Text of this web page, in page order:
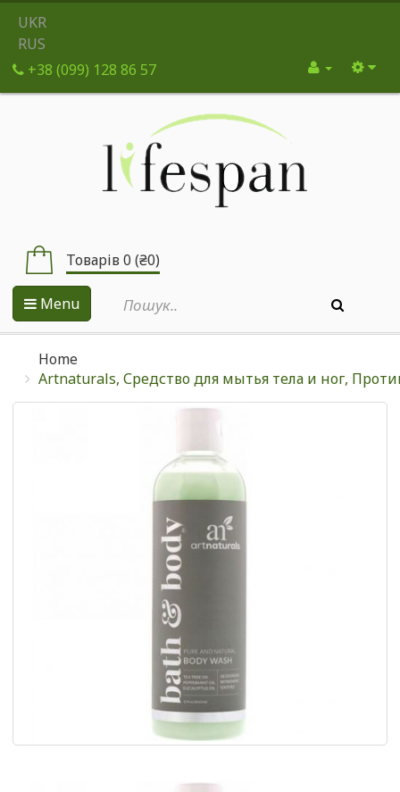
UKR
RUS
+38 (099) 128 86 57
Товарів 0 (₴0)
Menu
Home
Artnaturals, Средство для мытья тела и ног,